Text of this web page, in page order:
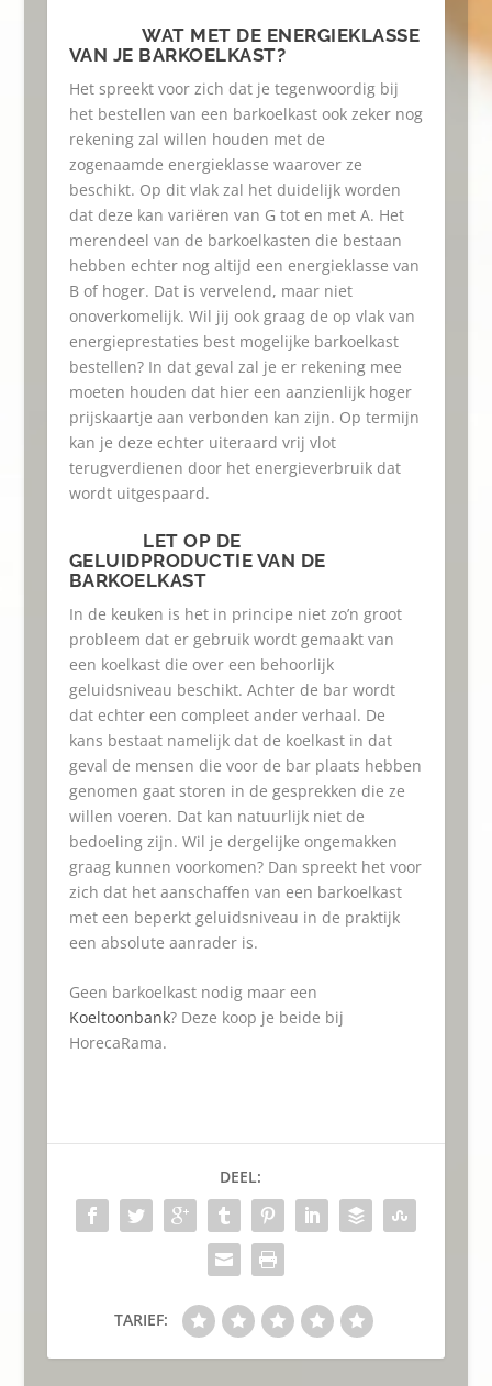
WAT MET DE ENERGIEKLASSE
VAN JE BARKOELKAST?
Het spreekt voor zich dat je tegenwoordig bij
het bestellen van een barkoelkast ook zeker nog
rekening zal willen houden met de
zogenaamde energieklasse waarover ze
beschikt. Op dit vlak zal het duidelijk worden
dat deze kan variëren van G tot en met A. Het
merendeel van de barkoelkasten die bestaan
hebben echter nog altijd een energieklasse van
B of hoger. Dat is vervelend, maar niet
onoverkomelijk. Wil jij ook graag de op vlak van
energieprestaties best mogelijke barkoelkast
bestellen? In dat geval zal je er rekening mee
moeten houden dat hier een aanzienlijk hoger
prijskaartje aan verbonden kan zijn. Op termijn
kan je deze echter uiteraard vrij vlot
terugverdienen door het energieverbruik dat
wordt uitgespaard.
LET OP DE
GELUIDPRODUCTIE VAN DE
BARKOELKAST
In de keuken is het in principe niet zo’n groot
probleem dat er gebruik wordt gemaakt van
een koelkast die over een behoorlijk
geluidsniveau beschikt. Achter de bar wordt
dat echter een compleet ander verhaal. De
kans bestaat namelijk dat de koelkast in dat
geval de mensen die voor de bar plaats hebben
genomen gaat storen in de gesprekken die ze
willen voeren. Dat kan natuurlijk niet de
bedoeling zijn. Wil je dergelijke ongemakken
graag kunnen voorkomen? Dan spreekt het voor
zich dat het aanschaffen van een barkoelkast
met een beperkt geluidsniveau in de praktijk
een absolute aanrader is.
Geen barkoelkast nodig maar een
Koeltoonbank? Deze koop je beide bij
HorecaRama.
DEEL:
TARIEF: